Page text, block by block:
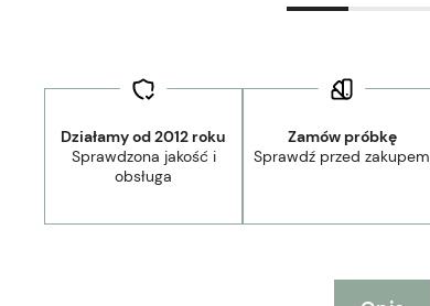
Działamy od 2012 roku
Sprawdzona jakość i
obsługa
Zamów próbkę
Sprawdź przed zakupem